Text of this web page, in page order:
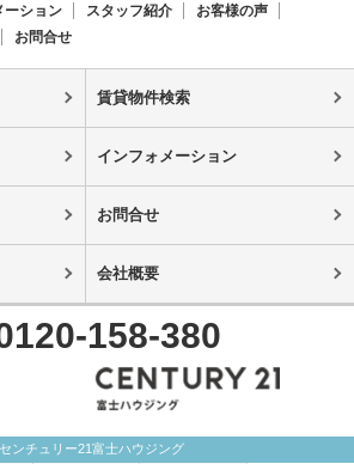
ーション スタッフ紹介
お客様の声
お問合せ
賃貸物件検索
インフォメーション
お問合せ
会社概要
158-380
ンチュリー21富士ハウジング